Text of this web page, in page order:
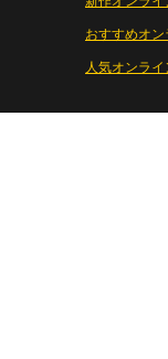
おすすめオ
人気オンラ